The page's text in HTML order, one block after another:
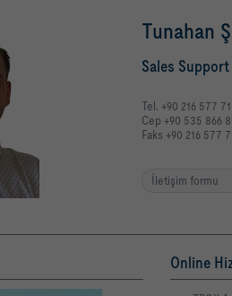
Tunahan
Sales
Tel. +90 216 577
Cep +90 535 866
Faks +90 216 577
İletişim formu
Online